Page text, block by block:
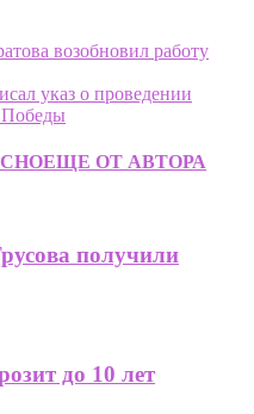
возобновил работу
указ о проведении
Победы
ЕЩЕ ОТ АВТОРА
получили
до 10 лет